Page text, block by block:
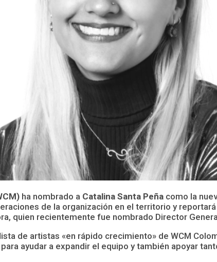
ha nombrado a Catalina Santa Peña como la
de la organización en el territorio y
quien recientemente fue nombrado Director
de artistas «en rápido crecimiento» de WCM
para ayudar a expandir el equipo y también apoyar